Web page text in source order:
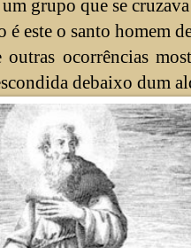
grupo que se
é este o santo homem
outras ocorrências
debaixo dum